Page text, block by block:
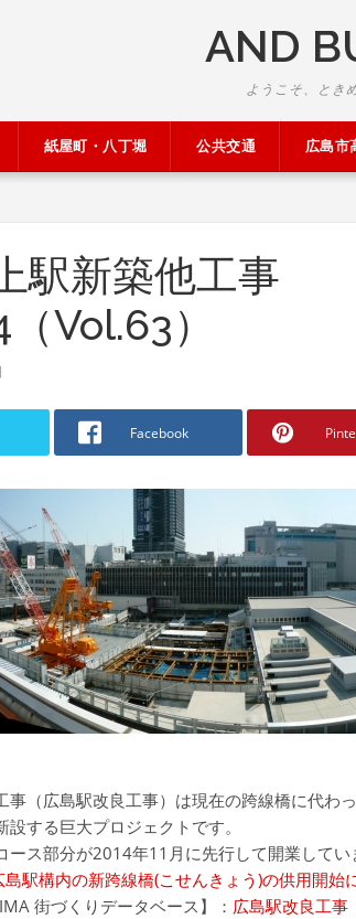
AND
ようこそ、とき
紙屋町・八丁堀 公共交通 広島市
駅新築他工事
Vol.63）
Facebook
事（広島駅改良工事）は現在の跨線橋に代わ
する巨大プロジェクトです。
ース部分が2014年11月に先行して開業してい
島駅構内の新跨線橋(こせんきょう)の供用開始
街づくりデータベース】： 広島駅改良工事